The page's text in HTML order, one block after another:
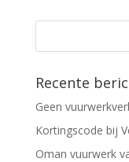
Recente
Geen
Kortingscode bij
Oman vuurwerk